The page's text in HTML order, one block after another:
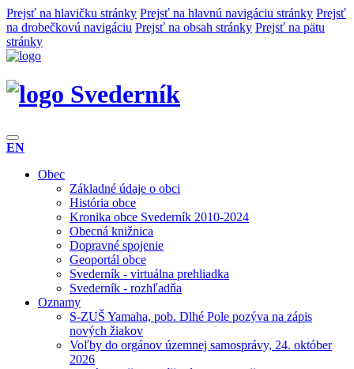
Prejsť na hlavičku stránky Prejsť na hlavnú navigáciu stránky Prejsť
na drobečkovú navigáciu Prejsť na obsah stránky Prejsť na pätu
stránky
Svederník
EN
Obec
Základné údaje o obci
História obce
Kronika obce Svederník 2010-2024
Obecná knižnica
Dopravné spojenie
Geoportál obce
Svederník - virtuálna prehliadka
Svederník - rozhľadňa
Oznamy
S-ZUŠ Yamaha, pob. Dlhé Pole pozýva na zápis
nových žiakov
Voľby do orgánov územnej samosprávy, 24. október
2026